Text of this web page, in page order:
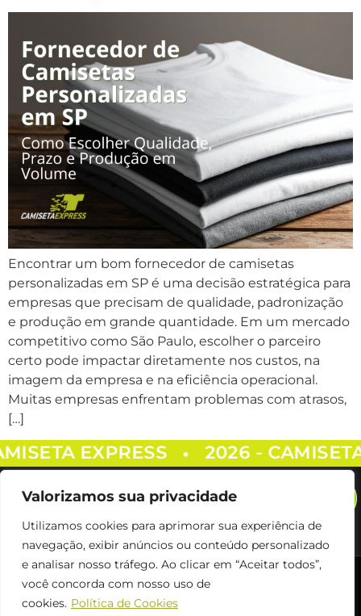
Valorizamos sua privacidade
Utilizamos cookies para aprimorar sua experiência de
navegação, exibir anúncios ou conteúdo personalizado
e analisar nosso tráfego. Ao clicar em “Aceitar todos”,
você concorda com nosso uso de
cookies. Política de Cookies
Encontrar um bom fornecedor de camisetas
personalizadas em SP é uma decisão estratégica para
empresas que precisam de qualidade, padronização
e produção em grande quantidade. Em um mercado
competitivo como São Paulo, escolher o parceiro
certo pode impactar diretamente nos custos, na
imagem da empresa e na eficiência operacional.
Muitas empresas enfrentam problemas com atrasos,
[…]
EXPRESS • 2026 -
Siga Nos